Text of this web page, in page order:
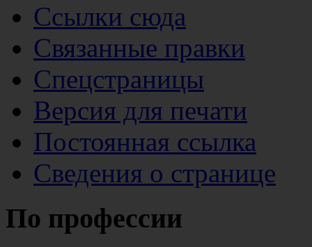
Ссылки сюда
Связанные правки
Спецстраницы
Версия для печати
Постоянная ссылка
Сведения о странице
По профессии